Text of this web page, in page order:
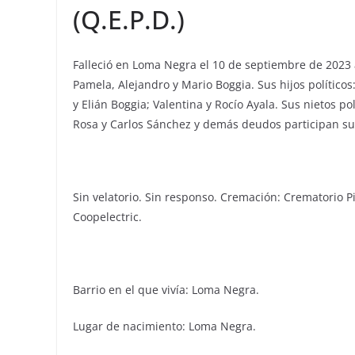
(Q.E.P.D.)
Falleció en Loma Negra el 10 de septiembre de
Pamela, Alejandro y Mario Boggia. Sus hijos
y Elián Boggia; Valentina y Rocío Ayala. Sus nietos
Rosa y Carlos Sánchez y demás deudos participan
Sin velatorio. Sin responso. Cremación: Crematorio
Coopelectric.
Barrio en el que vivía: Loma Negra.
Lugar de nacimiento: Loma Negra.